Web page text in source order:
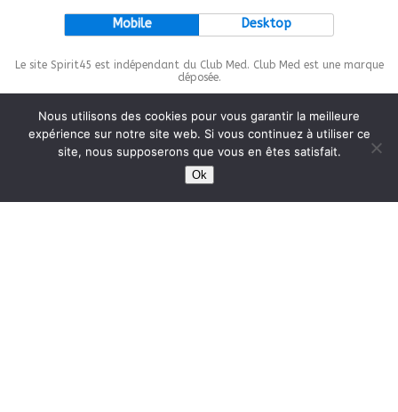
Mobile Desktop
Le site Spirit45 est indépendant du Club Med. Club Med est une marque
déposée.
This site is protected bywp-copyrightpro.com
Nous utilisons des cookies pour vous garantir la meilleure
expérience sur notre site web. Si vous continuez à utiliser ce
site, nous supposerons que vous en êtes satisfait.
Ok